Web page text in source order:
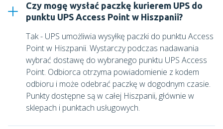
Czy mogę wysłać paczkę kurierem UPS do
punktu UPS Access Point w Hiszpanii?
Tak - UPS umożliwia wysyłkę paczki do punktu Access
Point w Hiszpanii. Wystarczy podczas nadawania
wybrać dostawę do wybranego punktu UPS Access
Point. Odbiorca otrzyma powiadomienie z kodem
odbioru i może odebrać paczkę w dogodnym czasie.
Punkty dostępne są w całej Hiszpanii, głównie w
sklepach i punktach usługowych.